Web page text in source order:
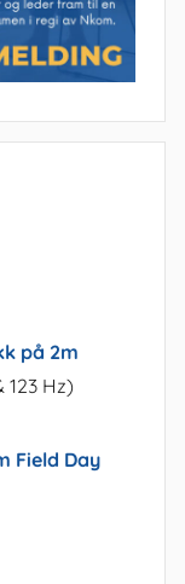
på 2m
123 Hz)
Field Day